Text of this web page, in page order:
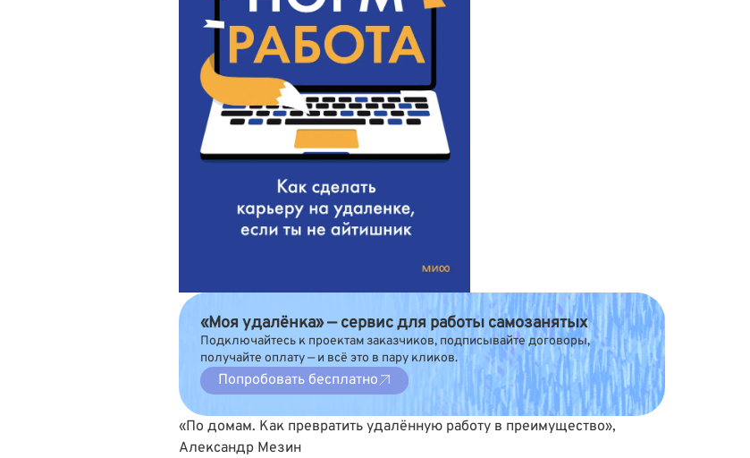
«Моя удалёнка» — сервис для работы самозанятых
Подключайтесь к проектам заказчиков, подписывайте договоры,
получайте оплату — и всё это в пару кликов.
Попробовать бесплатно
«По домам. Как превратить удалённую работу в преимущество»,
Александр Мезин